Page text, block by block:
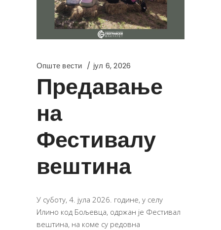
Опште вести јул 6, 2026
Предавање
на
Фестивалу
вештина
У суботу, 4. јула 2026. године, у селу
Илино код Бољевца, одржан је Фестивал
вештина, на коме су редовна